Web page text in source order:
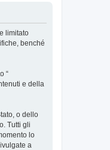
limitato
benché
“
e della
o dello
Tutti gli
lo
a